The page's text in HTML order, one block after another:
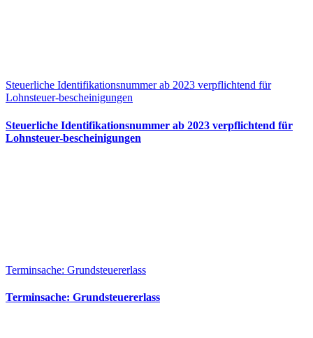
Steuerliche Identifikationsnummer ab 2023 verpflichtend für
Lohnsteuer-bescheinigungen
Steuerliche Identifikationsnummer ab 2023 verpflichtend für
Lohnsteuer-bescheinigungen
Terminsache: Grundsteuererlass
Terminsache: Grundsteuererlass